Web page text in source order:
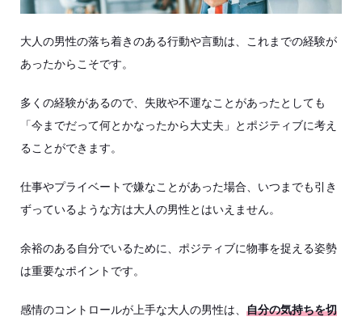
大人の男性の落ち着きのある行動や言動は、これまでの経験が
あったからこそです。
多くの経験があるので、失敗や不運なことがあったとしても
「今までだって何とかなったから大丈夫」とポジティブに考え
ることができます。
仕事やプライベートで嫌なことがあった場合、いつまでも引き
ずっているような方は大人の男性とはいえません。
余裕のある自分でいるために、ポジティブに物事を捉える姿勢
は重要なポイントです。
感情のコントロールが上手な大人の男性は、 自分の気持ちを切